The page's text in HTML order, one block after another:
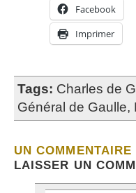
Facebook
Imprimer
Tags: Charles de
Général de Gaulle,
UN COMMENTAIRE
LAISSER UN